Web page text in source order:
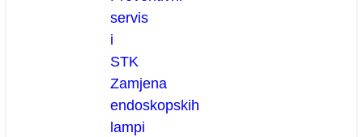
servis
i
STK
Zamjena
endoskopskih
lampi